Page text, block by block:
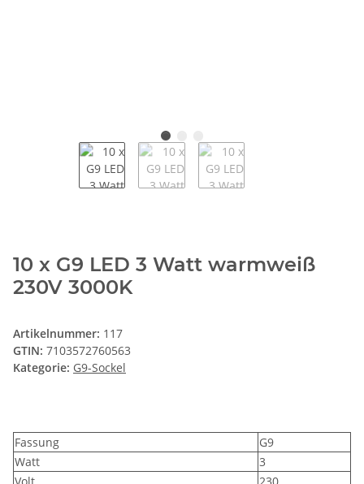
10 x G9 LED 3 Watt warmweiß
230V 3000K
Artikelnummer: 117
GTIN: 7103572760563
Kategorie: G9-Sockel
Fassung
G9
Watt
3